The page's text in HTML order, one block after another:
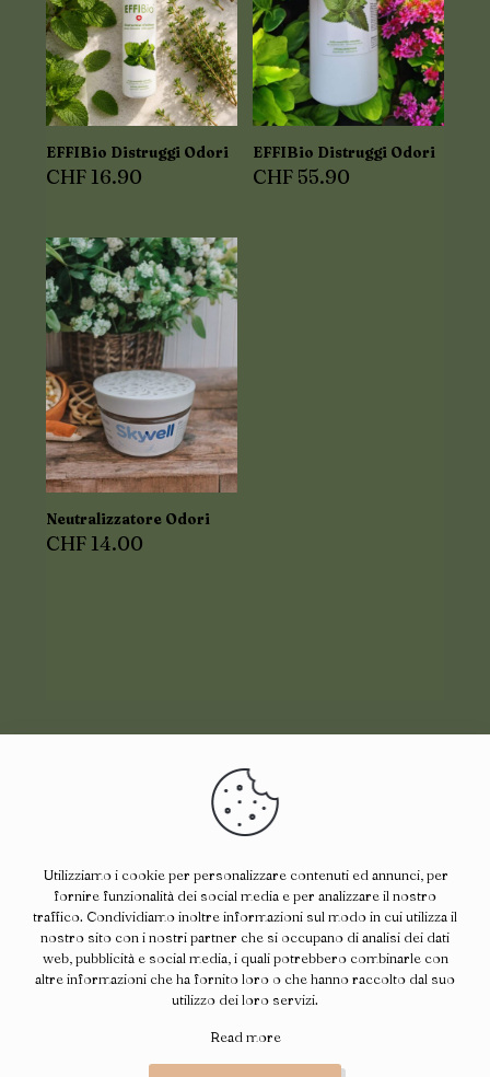
EFFIBio Distruggi Odori
CHF16.90
EFFIBio Distruggi Odori
CHF 55.90
Neutralizzatore Odori
CHF14.00
Ci trovate anche su :
Utilizziamo i cookie per personalizzare contenuti ed annunci, per
fornire funzionalità dei social media e per analizzare il nostro
traffico. Condividiamo inoltre informazioni sul modo in cui utilizza il
nostro sito con i nostri partner che si occupano di analisi dei dati
web, pubblicità e social media, i quali potrebbero combinarle con
altre informazioni che ha fornito loro o che hanno raccolto dal suo
utilizzo dei loro servizi.
Read more